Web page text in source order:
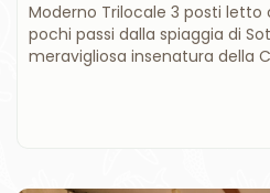
Moderno Trilocale 3 posti
pochi passi dalla spiaggia di
meravigliosa insenatura della